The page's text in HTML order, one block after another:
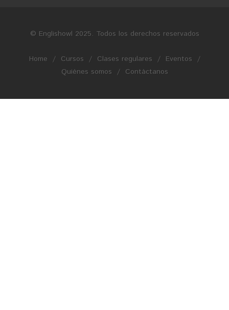
© Englishowl 2025. Todos los derechos reservados
Home / Cursos / Clases regulares / Eventos /
Quiénes somos / Contáctanos